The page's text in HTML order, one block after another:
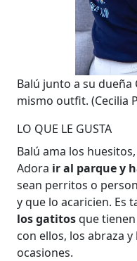
Balú junto a su
mismo outfit. (Cecilia
LO QUE LE GUSTA
Balú ama los
Adora ir al parque y
sean perritos o
y que lo acaricien. Es
los gatitosque
con ellos, los abraza
ocasiones.